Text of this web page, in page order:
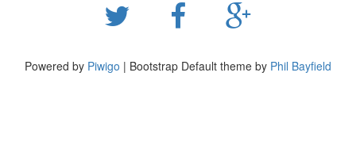
Powered by Piwigo | Bootstrap Default theme by Phil Bayfield